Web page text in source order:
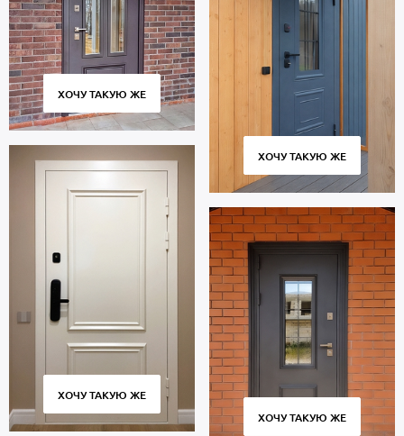
ХОЧУ ТАКУЮ ЖЕ
ХОЧУ ТАКУЮ ЖЕ
ХОЧУ ТАКУЮ ЖЕ
ХОЧУ ТАКУЮ ЖЕ